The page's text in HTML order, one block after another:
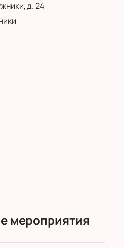
д. 24
мероприятия